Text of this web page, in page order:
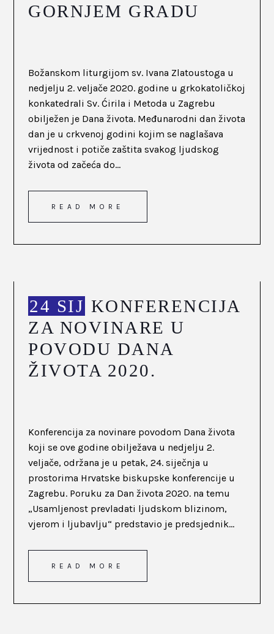
GORNJEM GRADU
Božanskom liturgijom sv. Ivana Zlatoustoga u
nedjelju 2. veljače 2020. godine u grkokatoličkoj
konkatedrali Sv. Ćirila i Metoda u Zagrebu
obilježen je Dana života. Međunarodni dan života
dan je u crkvenoj godini kojim se naglašava
vrijednost i potiče zaštita svakog ljudskog
života od začeća do...
READ MORE
24 SIJ KONFERENCIJA
ZA NOVINARE U
POVODU DANA
ŽIVOTA 2020.
Konferencija za novinare povodom Dana života
koji se ove godine obilježava u nedjelju 2.
veljače, održana je u petak, 24. siječnja u
prostorima Hrvatske biskupske konferencije u
Zagrebu. Poruku za Dan života 2020. na temu
„Usamljenost prevladati ljudskom blizinom,
vjerom i ljubavlju“ predstavio je predsjednik...
READ MORE